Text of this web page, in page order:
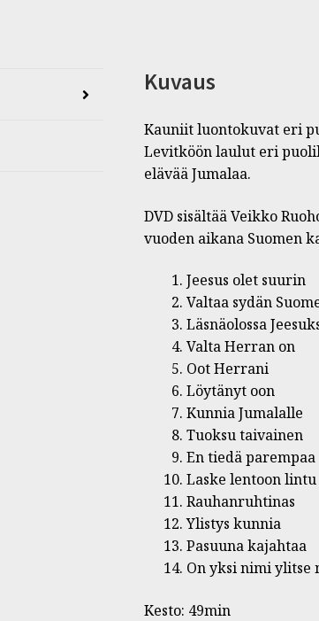
Kuvaus
Kauniit luontokuvat eri
Levitköön laulut eri
elävää Jumalaa.
DVD sisältää Veikko
vuoden aikana Suomen
Jeesus olet suurin
Valtaa sydän
Läsnäolossa
Valta Herran on
Oot Herrani
Löytänyt oon
Kunnia Jumalalle
Tuoksu taivainen
En tiedä parempaa
Laske lentoon lintu
Rauhanruhtinas
Ylistys kunnia
Pasuuna kajahtaa
On yksi nimi ylitse
Kesto: 49min